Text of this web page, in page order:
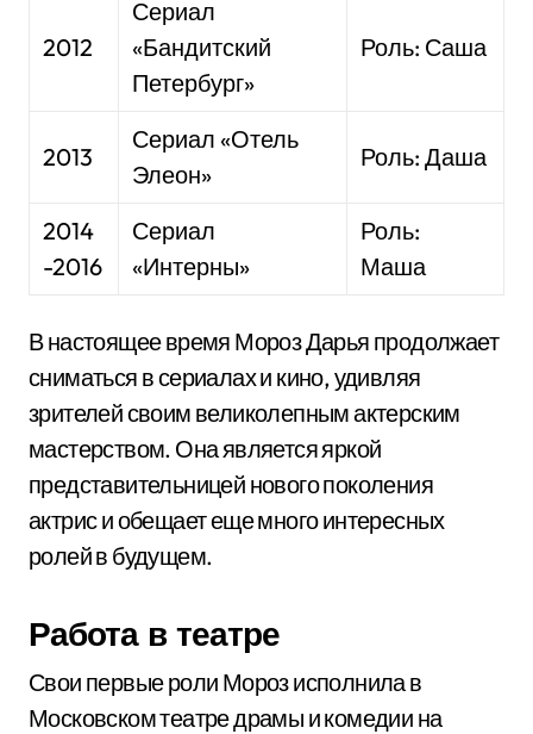
2012
Сериал
«Бандитский
Петербург»
Роль: Саша
2013
Сериал «Отель
Элеон»
Роль: Даша
2014
-2016
Сериал
«Интерны»
Роль:
Маша
В настоящее время Мороз Дарья продолжает
сниматься в сериалах и кино, удивляя
зрителей своим великолепным актерским
мастерством. Она является яркой
представительницей нового поколения
актрис и обещает еще много интересных
ролей в будущем.
Работа в театре
Свои первые роли Мороз исполнила в
Московском театре драмы и комедии на